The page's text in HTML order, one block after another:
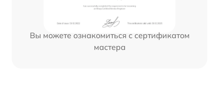
Вы можете ознакомиться с сертификатом
мастера